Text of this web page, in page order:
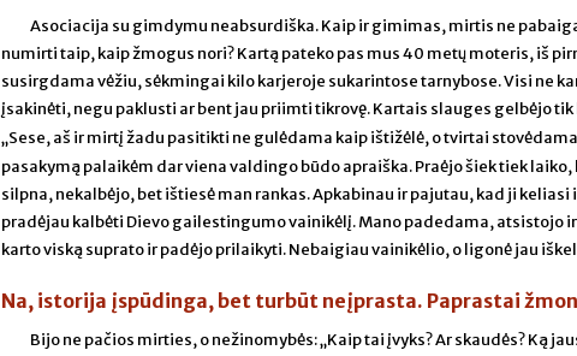
Asociacija su gimdymu neabsurdiška. Kaip ir gimimas, mirtis ne
numirti taip, kaip žmogus nori? Kartą pateko pas mus 40 metų moteris, iš
susirgdama vėžiu, sėkmingai kilo karjeroje sukarintose tarnybose. Visi ne
įsakinėti, negu paklusti ar bent jau priimti tikrovę. Kartais slauges gelbėjo tik
„Sese, aš ir mirtį žadu pasitikti ne gulėdama kaip ištižėlė, o tvirtai
pasakymą palaikėm dar viena valdingo būdo apraiška. Praėjo šiek tiek laiko,
silpna, nekalbėjo, bet ištiesė man rankas. Apkabinau ir pajutau, kad ji
pradėjau kalbėti Dievo gailestingumo vainikėlį. Mano padedama, atsistojo
karto viską suprato ir padėjo prilaikyti. Nebaigiau vainikėlio, o ligonė jau
Na, istorija įspūdinga, bet turbūt neįprasta. Paprastai
Bijo ne pačios mirties, o nežinomybės: „Kaip tai įvyks? Ar skaudės? Ką